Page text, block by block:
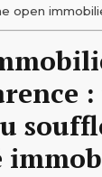
open